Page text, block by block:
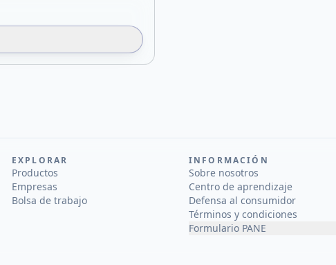
EXPLORAR
Productos
Empresas
Bolsa de trabajo
INFORMACIÓN
Sobre nosotros
Centro de aprendizaje
Defensa al consumidor
Términos y condiciones
Formulario PANE